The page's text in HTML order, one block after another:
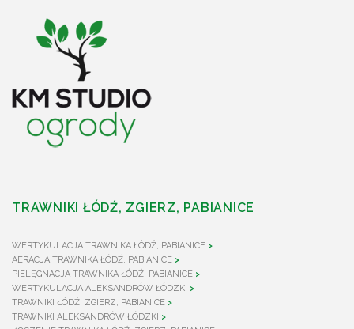
TRAWNIKI ŁÓDŹ, ZGIERZ, PABIANICE
WERTYKULACJA TRAWNIKA ŁÓDŹ, PABIANICE
AERACJA TRAWNIKA ŁÓDŹ, PABIANICE
PIELĘGNACJA TRAWNIKA ŁÓDŹ, PABIANICE
WERTYKULACJA ALEKSANDRÓW ŁÓDZKI
TRAWNIKI ŁÓDŹ, ZGIERZ, PABIANICE
TRAWNIKI ALEKSANDRÓW ŁÓDZKI